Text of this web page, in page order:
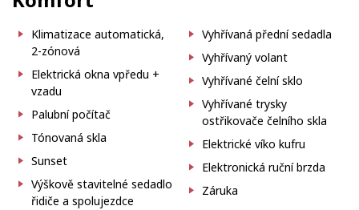
Klimatizace automatická,
2-zónová
Elektrická okna vpředu +
vzadu
Palubní počítač
Tónovaná skla
Sunset
Výškově stavitelné sedadlo
řidiče a spolujezdce
Vyhřívaná přední sedadla
Vyhřívaný volant
Vyhřívané čelní sklo
Vyhřívané trysky
ostřikovače čelního skla
Elektrické víko kufru
Elektronická ruční brzda
Záruka